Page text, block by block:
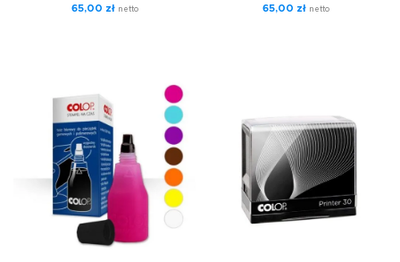
65,00 złnetto
65,00 złnetto